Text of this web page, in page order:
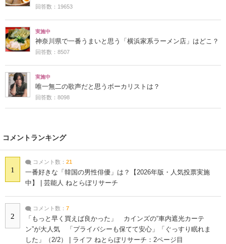
回答数：19653
実施中
神奈川県で一番うまいと思う「横浜家系ラーメン店」はどこ？
回答数：8507
実施中
唯一無二の歌声だと思うボーカリストは？
回答数：8098
コメントランキング
1
コメント数： 21
一番好きな「韓国の男性俳優」は？【2026年版・人気投票実施
中】 | 芸能人 ねとらぼリサーチ
2
コメント数： 7
「もっと早く買えば良かった」 カインズの“車内遮光カーテ
ン”が大人気 「プライバシーも保てて安心」「ぐっすり眠れま
した」（2/2） | ライフ ねとらぼリサーチ：2ページ目